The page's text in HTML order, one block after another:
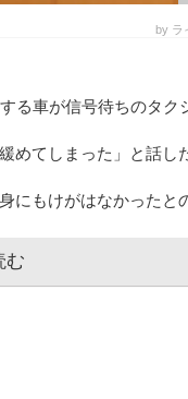
by ラ
る車が信号待ちのタク
めてしまった」と話し
にもけがはなかったと
む